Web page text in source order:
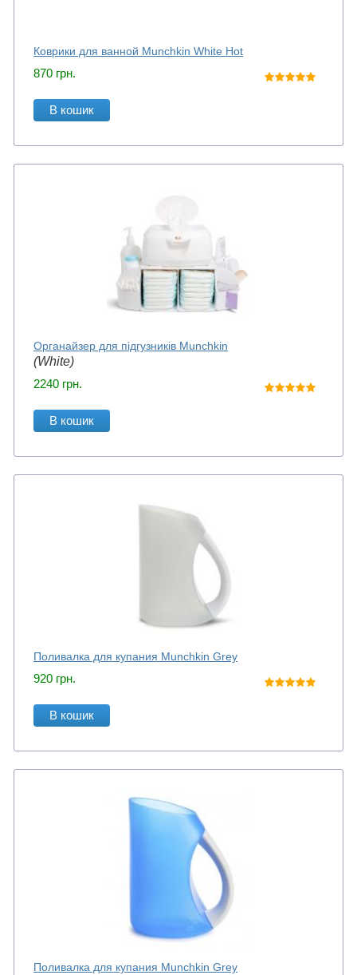
Коврики для ванной Munchkin White Hot
870 грн.
В кошик
Органайзер для підгузників Munchkin
(White)
2240 грн.
В кошик
Поливалка для купания Munchkin Grey
920 грн.
В кошик
Поливалка для купания Munchkin Grey